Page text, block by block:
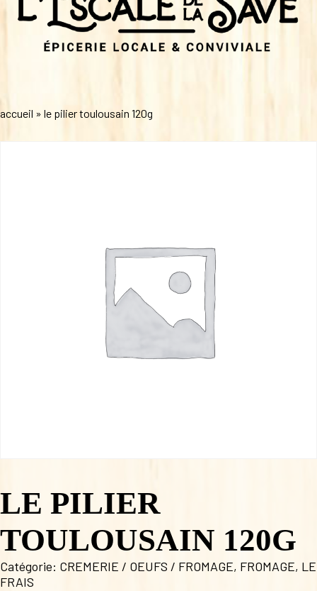
accueil » le pilier toulousain 120g
LE PILIER
TOULOUSAIN 120G
Catégorie: CREMERIE / OEUFS / FROMAGE, FROMAGE, LE
FRAIS